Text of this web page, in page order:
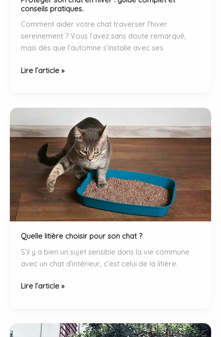
conseils pratiques.
Comment aider votre chat traverser l’hiver
sereinement ? Vous l’avez sans doute remarqué,
mais dès que l’automne s’installe avec ses
Protéger
:
guide
complet
pratiques.
Lire l’article »
Quelle litière choisir pour son chat ?
S’il y a bien un sujet sensible dans la vie commune
avec un chat d’intérieur, c’est celui de la litière.
Quelle
pour
Lire l’article »